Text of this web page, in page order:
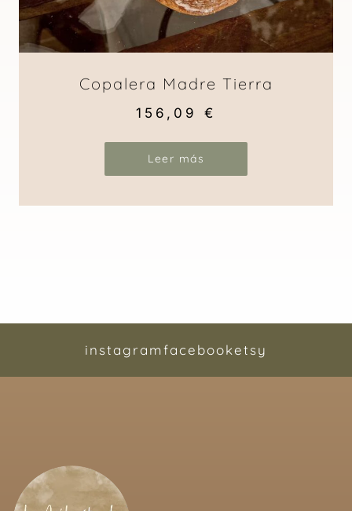
Copalera Madre Tierra
156,09 €
Leer más
instagramfacebooketsy